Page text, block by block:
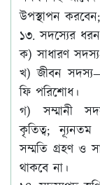
উপস্থাপন
১৩. সদস্যের ধরন
ক) সাধারণ
খ) জীবন
ফি পরিশোধ।
গ) সম্মানী
কৃতিত্ব;
সম্মতি গ্রহণ ও
থাকবে না।